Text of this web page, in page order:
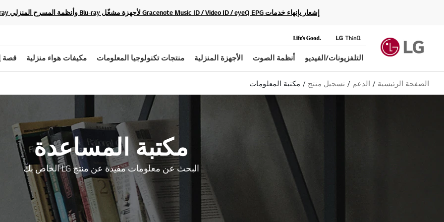
إشعار بإنهاء خدمات Gracenote Music ID / Video ID / eyeQ EPG لأجهزة مشغّل Blu-ray وأنظمة المسرح المنزلي Blu-ray، حيث لن تكون متاحة بعد الآن.
التلفزيونات/الفيديو أنظمة الصوت الأجهزة المنزلية منتجات تكنولوجيا المعلومات مكيفات هواء منزلية قصة
الصفحة الرئيسية الدعم تسجيل منتج مكتبة المعلومات
مكتبة المساعدة
البحث عن معلومات مفيدة عن منتج LG الخاص بك